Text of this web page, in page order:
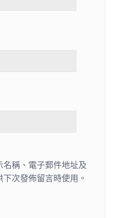
稱、電子郵件地址及
次發佈留言時使用。